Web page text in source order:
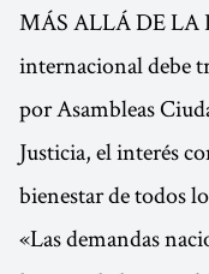
MÁS ALLÁ DE LA
internacional debe
por Asambleas
Justicia, el interés
bienestar de todos
«Las demandas